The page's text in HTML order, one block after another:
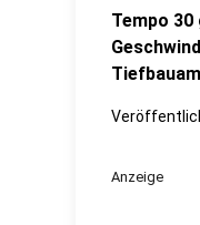
Tempo
Anzeige